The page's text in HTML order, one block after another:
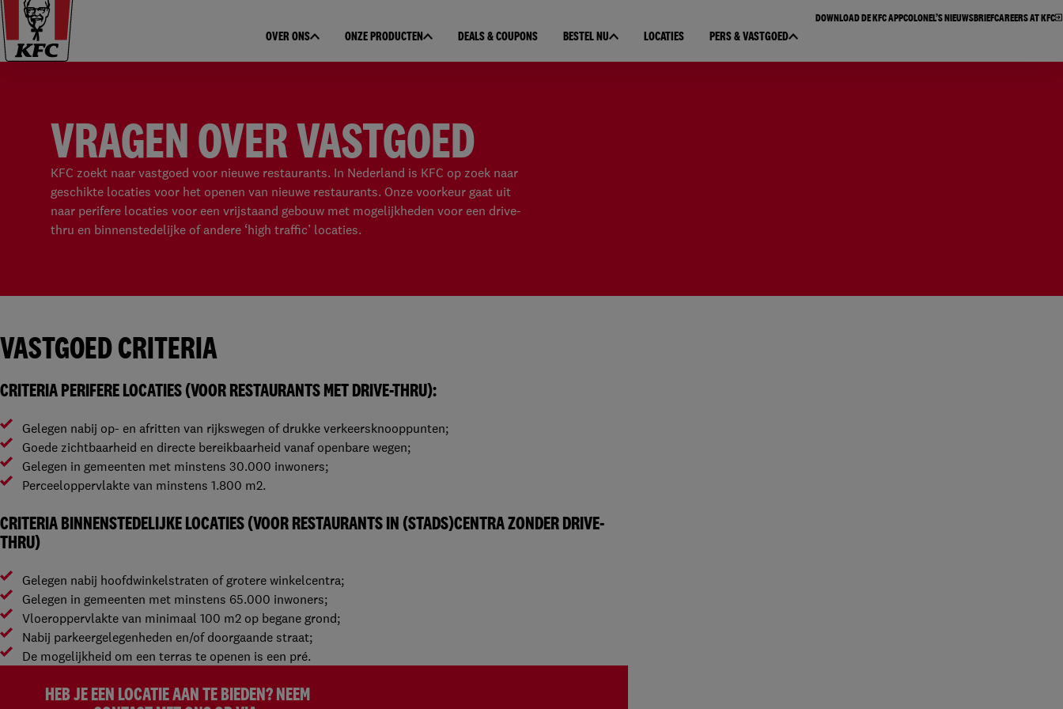
OVER ONS ONZE PRODUCTEN DEALS & COUPONS BESTEL NU LOCATIES PERS & VASTGOED
DOWNLOAD DE KFC APP​COLONEL’S NIEUWSBRIEF​CAREERS AT KFC
VRAGEN OVER VASTGOED
KFC zoekt naar vastgoed voor nieuwe restaurants. In Nederland is KFC op zoek naar
geschikte locaties voor het openen van nieuwe restaurants. Onze voorkeur gaat uit
naar perifere locaties voor een vrijstaand gebouw met mogelijkheden voor een drive-
thru en binnenstedelijke of andere ‘high traffic’ locaties.
VASTGOED CRITERIA
CRITERIA PERIFERE LOCATIES (VOOR RESTAURANTS MET DRIVE-THRU):
Gelegen nabij op- en afritten van rijkswegen of drukke verkeersknooppunten;
Goede zichtbaarheid en directe bereikbaarheid vanaf openbare wegen;
Gelegen in gemeenten met minstens 30.000 inwoners;
Perceeloppervlakte van minstens 1.800 m2.
CRITERIA BINNENSTEDELIJKE LOCATIES (VOOR RESTAURANTS IN (STADS)CENTRA ZONDER DRIVE-
THRU)
Gelegen nabij hoofdwinkelstraten of grotere winkelcentra;
Gelegen in gemeenten met minstens 65.000 inwoners;
Vloeroppervlakte van minimaal 100 m2 op begane grond;
Nabij parkeergelegenheden en/of doorgaande straat;
De mogelijkheid om een terras te openen is een pré.
HEB JE EEN LOCATIE AAN TE BIEDEN? NEEM